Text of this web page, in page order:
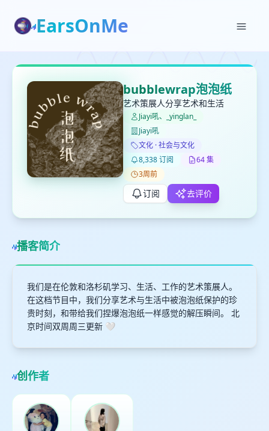
EarsOnMe
bubblewrap泡泡纸
艺术策展人分享艺术和生活
Jiayi吼、_yinglan_
Jiayi吼
文化 · 社会与文化
8,338 订阅
64 集
3周前
订阅 去评价
播客简介
我们是在伦敦和洛杉矶学习、生活、工作的艺术策展人。
在这档节目中，我们分享艺术与生活中被泡泡纸保护的珍
贵时刻，和带给我们捏爆泡泡纸一样感觉的解压瞬间。 北
京时间双周周三更新 🤍
创作者
打分
键盘下留人
删除确认
取消
加入播单